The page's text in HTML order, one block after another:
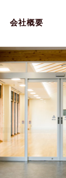
会社概要